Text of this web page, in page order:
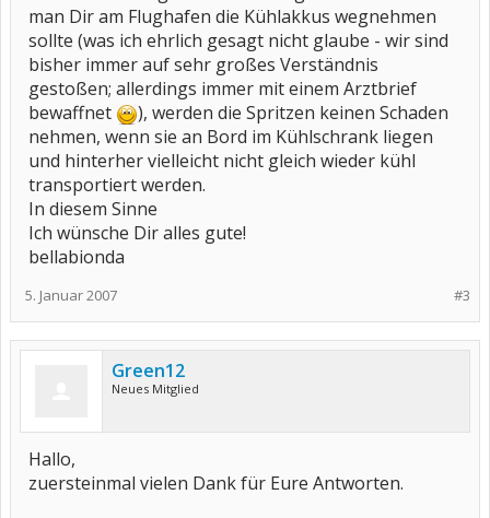
man Dir am Flughafen die Kühlakkus wegnehmen
sollte (was ich ehrlich gesagt nicht glaube - wir sind
bisher immer auf sehr großes Verständnis
gestoßen; allerdings immer mit einem Arztbrief
bewaffnet
), werden die Spritzen keinen Schaden
nehmen, wenn sie an Bord im Kühlschrank liegen
und hinterher vielleicht nicht gleich wieder kühl
transportiert werden.
In diesem Sinne
Ich wünsche Dir alles gute!
bellabionda
#3
5. Januar 2007
Green12
Neues Mitglied
Hallo,
zuersteinmal vielen Dank für Eure Antworten.